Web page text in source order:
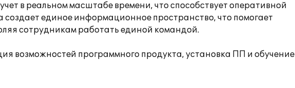
в реальном масштабе времени, что способствует оперативной
единое информационное пространство, что помогает
сотрудникам работать единой командой.
возможностей программного продукта, установка ПП и обучение